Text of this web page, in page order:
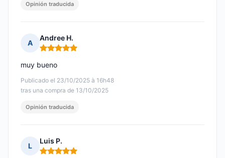
Opinión traducida
A
Andree H.
Nota: 5 de 5
Publicado el 23/10/2025 à 16h48
tras una compra de 13/10/2025
muy bueno
Opinión traducida
L
Luis P.
Nota: 5 de 5